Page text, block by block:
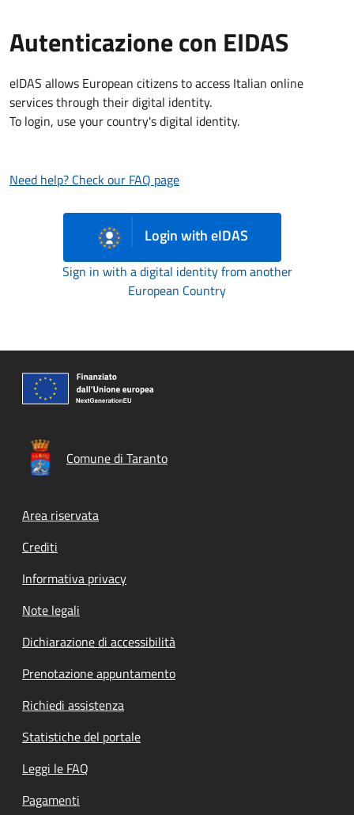
Autenticazione con EIDAS
eIDAS allows European citizens to access Italian online
services through their digital identity.
To login, use your country's digital identity.
Need help? Check our FAQ page
Login with eIDAS
Sign in with a digital identity from another
European Country
Comune di Taranto
Footer menu
Area riservata
Crediti
Informativa privacy
Note legali
Dichiarazione di accessibilità
Prenotazione appuntamento
Richiedi assistenza
Statistiche del portale
Leggi le FAQ
Pagamenti